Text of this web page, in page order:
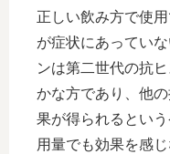
正しい飲み方で使
が症状にあってい
ンは第二世代の抗
かな方であり、他
果が得られるとい
用量でも効果を感